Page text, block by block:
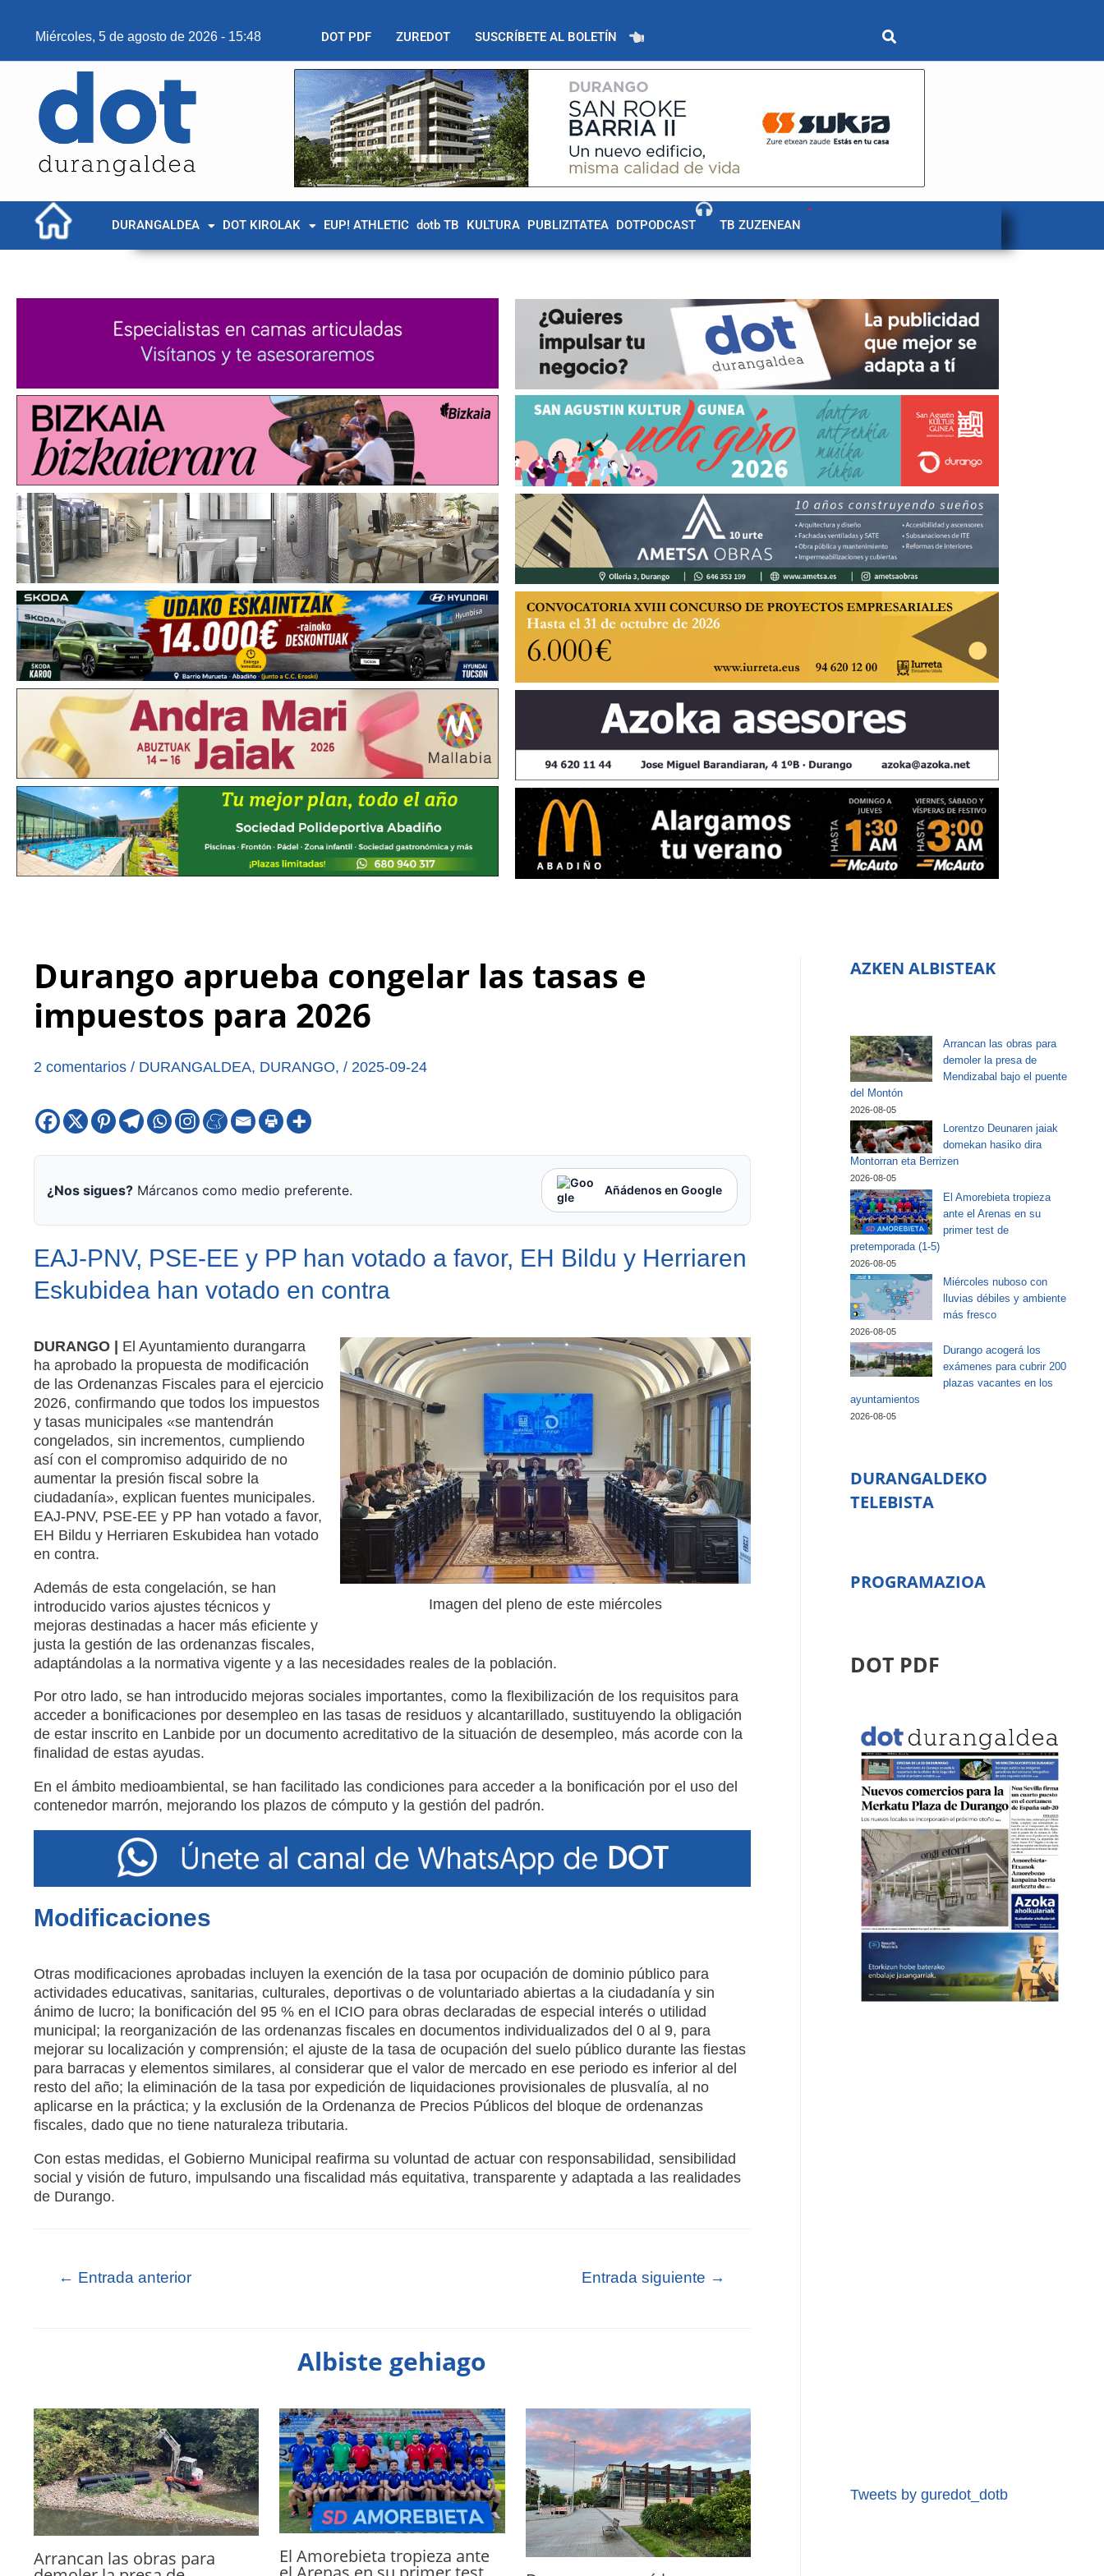
Miércoles, 5 de agosto de 2026 - 15:48 DOT PDF ZUREDOT SUSCRÍBETE AL BOLETÍN
DURANGALDEA DOT KIROLAK EUP! ATHLETIC dotb TB KULTURA PUBLIZITATEA DOTPODCAST TB ZUZENEAN
Durango aprueba congelar las tasas e
impuestos para 2026
2 comentarios / DURANGALDEA, DURANGO, / 2025-09-24
¿Nos sigues?Márcanos como medio preferente. Añádenos en Google
EAJ-PNV, PSE-EE y PP han votado a favor, EH Bildu y Herriaren
Eskubidea han votado en contra
Imagen del pleno de este miércoles
DURANGO | El Ayuntamiento durangarra
ha aprobado la propuesta de modificación
de las Ordenanzas Fiscales para el ejercicio
2026, confirmando que todos los impuestos
y tasas municipales «se mantendrán
congelados, sin incrementos, cumpliendo
así con el compromiso adquirido de no
aumentar la presión fiscal sobre la
ciudadanía», explican fuentes municipales.
EAJ-PNV, PSE-EE y PP han votado a favor,
EH Bildu y Herriaren Eskubidea han votado
en contra.
Además de esta congelación, se han
introducido varios ajustes técnicos y
mejoras destinadas a hacer más eficiente y
justa la gestión de las ordenanzas fiscales,
adaptándolas a la normativa vigente y a las necesidades reales de la población.
Por otro lado, se han introducido mejoras sociales importantes, como la flexibilización de los requisitos para
acceder a bonificaciones por desempleo en las tasas de residuos y alcantarillado, sustituyendo la obligación
de estar inscrito en Lanbide por un documento acreditativo de la situación de desempleo, más acorde con la
finalidad de estas ayudas.
En el ámbito medioambiental, se han facilitado las condiciones para acceder a la bonificación por el uso del
contenedor marrón, mejorando los plazos de cómputo y la gestión del padrón.
Modificaciones
Otras modificaciones aprobadas incluyen la exención de la tasa por ocupación de dominio público para
actividades educativas, sanitarias, culturales, deportivas o de voluntariado abiertas a la ciudadanía y sin
ánimo de lucro; la bonificación del 95 % en el ICIO para obras declaradas de especial interés o utilidad
municipal; la reorganización de las ordenanzas fiscales en documentos individualizados del 0 al 9, para
mejorar su localización y comprensión; el ajuste de la tasa de ocupación del suelo público durante las fiestas
para barracas y elementos similares, al considerar que el valor de mercado en ese periodo es inferior al del
resto del año; la eliminación de la tasa por expedición de liquidaciones provisionales de plusvalía, al no
aplicarse en la práctica; y la exclusión de la Ordenanza de Precios Públicos del bloque de ordenanzas
fiscales, dado que no tiene naturaleza tributaria.
Con estas medidas, el Gobierno Municipal reafirma su voluntad de actuar con responsabilidad, sensibilidad
social y visión de futuro, impulsando una fiscalidad más equitativa, transparente y adaptada a las realidades
de Durango.
← Entrada anterior Entrada siguiente →
Albiste gehiago
Arrancan las obras para El Amorebieta tropieza ante
AZKEN ALBISTEAK
Arrancan las obras para
demoler la presa de
Mendizabal bajo el puente
del Montón
2026-08-05
Lorentzo Deunaren jaiak
domekan hasiko dira
Montorran eta Berrizen
2026-08-05
El Amorebieta tropieza
ante el Arenas en su
primer test de
pretemporada (1-5)
2026-08-05
Miércoles nuboso con
lluvias débiles y ambiente
más fresco
2026-08-05
Durango acogerá los
exámenes para cubrir 200
plazas vacantes en los
ayuntamientos
2026-08-05
DURANGALDEKO
TELEBISTA
PROGRAMAZIOA
DOT PDF
Tweets by guredot_dotb